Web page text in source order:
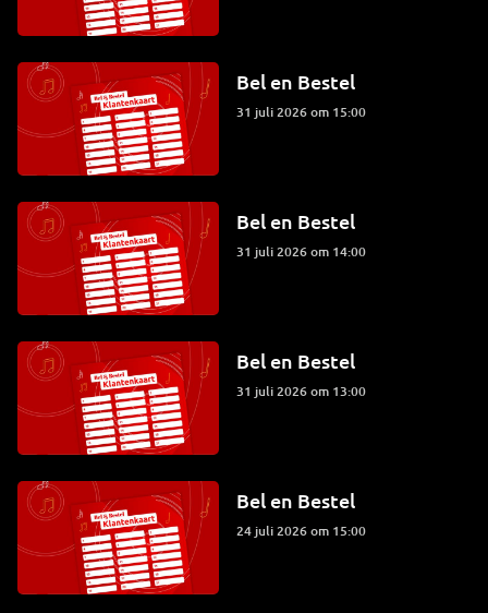
Bel en Bestel
31 juli 2026 om 15:00
Bel en Bestel
31 juli 2026 om 14:00
Bel en Bestel
31 juli 2026 om 13:00
Bel en Bestel
24 juli 2026 om 15:00